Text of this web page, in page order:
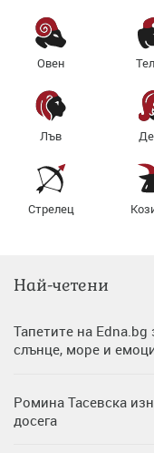
Овен
Лъв
Стрелец
Най-четени
Тапетите на
слънце, море и
Ромина Тасевска
досега